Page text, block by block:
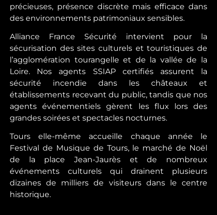
précieuses, présence discrète mais efficace dans
des environnements patrimoniaux sensibles.
Alliance France Sécurité intervient pour la
sécurisation des sites culturels et touristiques de
l’agglomération tourangelle et de la vallée de la
Loire. Nos agents SSIAP certifiés assurent la
sécurité incendie dans les châteaux et
établissements recevant du public, tandis que nos
agents événementiels gèrent les flux lors des
grandes soirées et spectacles nocturnes.
Tours elle-même accueille chaque année le
Festival de Musique de Tours, le marché de Noël
de la place Jean-Jaurès et de nombreux
événements culturels qui drainent plusieurs
dizaines de milliers de visiteurs dans le centre
historique.